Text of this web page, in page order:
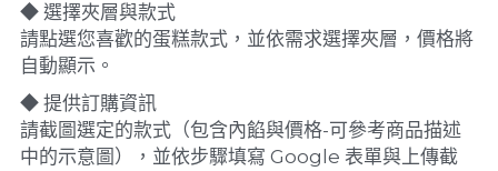
◆ 選擇夾層與款式
請點選您喜歡的蛋糕款式，並依需求選擇夾層，價格將
自動顯示。
◆ 提供訂購資訊
請截圖選定的款式（包含內餡與價格-可參考商品描述
中的示意圖），並依步驟填寫 Google 表單與上傳截